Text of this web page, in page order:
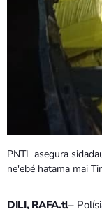
PNTL asegura
ne'ebé hatama mai
DILI, RAFA.tl–